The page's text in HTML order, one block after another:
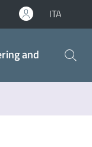
ITA
and